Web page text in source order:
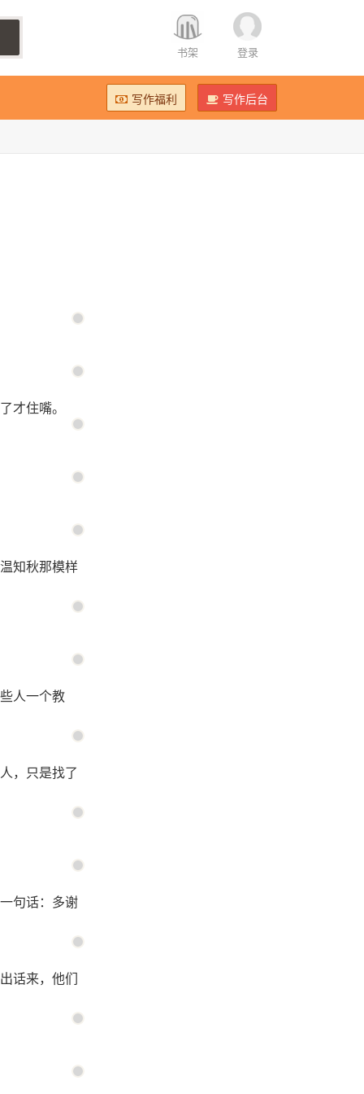
书架 登录
写作福利 写作后台
才住嘴。
知秋那模样
人一个教
，只是找了
句话：多谢
话来，他们